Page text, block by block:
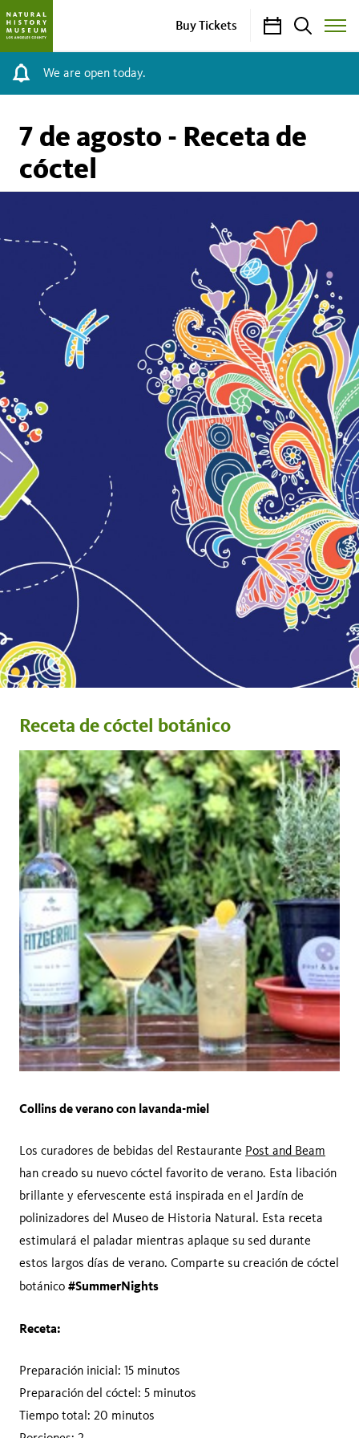
Buy Tickets CalendarSearch
Toggle
Site
We are open today.
7 de agosto - Receta de
cóctel
Receta de cóctel botánico
Collins de verano con lavanda-miel
Los curadores de bebidas del Restaurante Post and Beam
han creado su nuevo cóctel favorito de verano. Esta libación
brillante y efervescente está inspirada en el Jardín de
polinizadores del Museo de Historia Natural. Esta receta
estimulará el paladar mientras aplaque su sed durante
estos largos días de verano. Comparte su creación de cóctel
botánico #SummerNights
Receta:
Preparación inicial: 15 minutos
Preparación del cóctel: 5 minutos
Tiempo total: 20 minutos